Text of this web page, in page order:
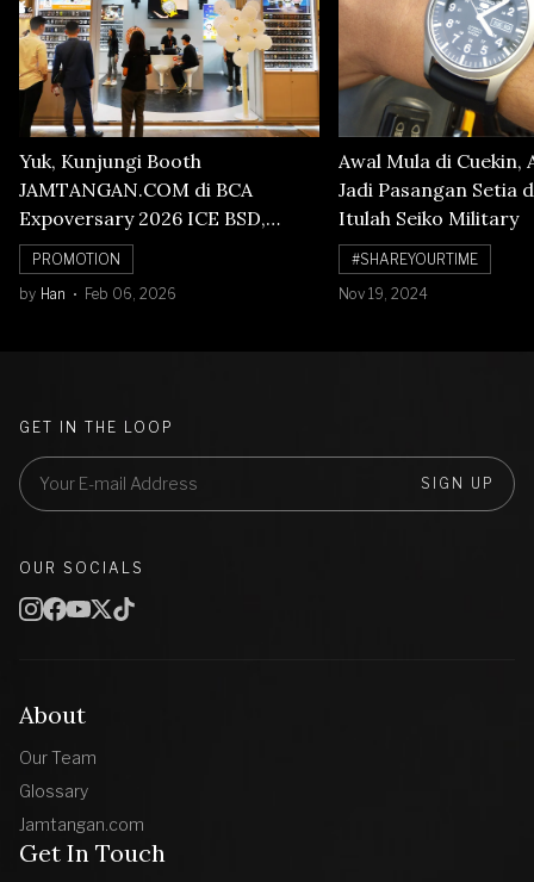
Yuk, Kunjungi Booth
JAMTANGAN.COM di BCA
Expoversary 2026 ICE BSD,
Banyak Diskon Jam Tangan,
Cuma Sampai 8 Februari!
PROMOTION
by Han Feb 06, 2026
Awal Mula di Cuekin,
Jadi Pasangan Setia
Itulah Seiko Military
#SHAREYOURTIME
Nov 19, 2024
About
Our Team
Glossary
Jamtangan.com
Get In Touch
GET IN THE LOOP
SIGN UP
OUR SOCIALS